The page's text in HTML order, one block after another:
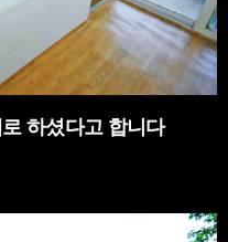
하셨다고 합니다